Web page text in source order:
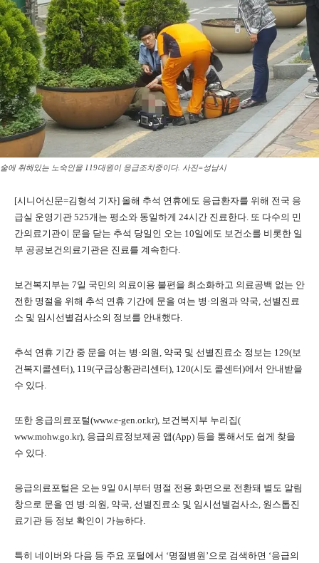
술에 취해있는 노숙인을 119대원이 응급조치중이다. 사진=성남시
[시니어신문=김형석 기자] 올해 추석 연휴에도 응급환자를 위해 전국 응
급실 운영기관 525개는 평소와 동일하게 24시간 진료한다. 또 다수의 민
간의료기관이 문을 닫는 추석 당일인 오는 10일에도 보건소를 비롯한 일
부 공공보건의료기관은 진료를 계속한다.
보건복지부는 7일 국민의 의료이용 불편을 최소화하고 의료공백 없는 안
전한 명절을 위해 추석 연휴 기간에 문을 여는 병·의원과 약국, 선별진료
소 및 임시선별검사소의 정보를 안내했다.
추석 연휴 기간 중 문을 여는 병·의원, 약국 및 선별진료소 정보는 129(보
건복지콜센터), 119(구급상황관리센터), 120(시도 콜센터)에서 안내받을
수 있다.
또한 응급의료포털(www.e-gen.or.kr), 보건복지부 누리집(
www.mohw.go.kr), 응급의료정보제공 앱(App) 등을 통해서도 쉽게 찾을
수 있다.
응급의료포털은 오는 9일 0시부터 명절 전용 화면으로 전환돼 별도 알림
창으로 문을 연 병·의원, 약국, 선별진료소 및 임시선별검사소, 원스톱진
료기관 등 정보 확인이 가능하다.
특히 네이버와 다음 등 주요 포털에서 ‘명절병원’으로 검색하면 ‘응급의